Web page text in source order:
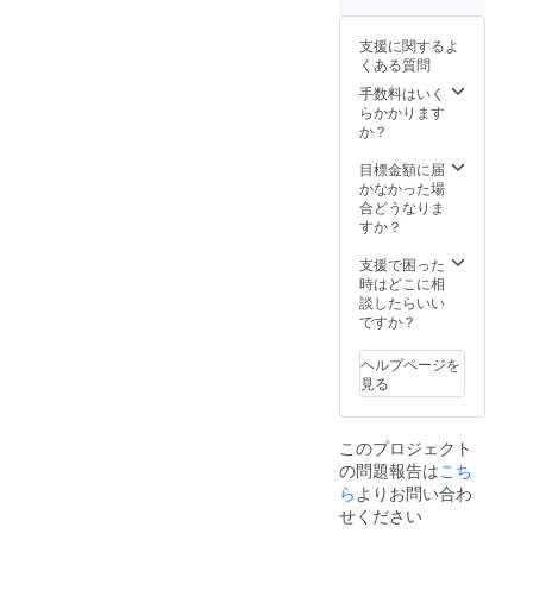
連絡
し、ご
お聞き
し、調
す。 万
が一、
当フェ
出演で
はない
方が、
本リ
ターン
を購入
は、
メール
等でご
連絡
し、対
応を考
名」の
ご記入
をお願
いしま
す。 ■
リター
時：10
月8日
（日）
別途調
整して
メール
等でご
連絡い
たしま
半の方
を予定
してい
ます）
・内
容：ヨ
シタケ
合） ※
当日ま
での準
備方法
等につ
いて
等でご
連絡さ
せてい
※会場へ
の交通
費や滞
在費は
でご負
願いし
ます。
は、対
面の場
合、関
東（東
京都周
辺）
の場合
は、
Syncro
オンラ
イン
セッ
ション
ていま
す。 選
曲やリ
ハーサ
法につ
いて
は、
メール
全力で
気持ち
をお伝
えす
る。配
プを入
れて、
お布施
旨とお
名前と
メッ
セージ
介 ※ご
紹介す
るお名
前と
セージ
の内容
につい
ては、
メール
配信の
介させ
ていた
だきま
す。 ま
た、弾
祭
【2023
秋】配
信の中
途メー
ルでお
送りす
るリス
曲程
度）の
中か
ら、ヨ
が1曲リ
クエス
トに答
えて弾
き語り
支援に関するよ
くある質問
手数料はいく
らかかります
か？
目標金額に届
かなかった場
合どうなりま
すか？
支援で困った
時はどこに相
談したらいい
ですか？
ヘルプページを
見る
このプロジェクト
の問題報告はこち
ら よりお問い合わ
せください